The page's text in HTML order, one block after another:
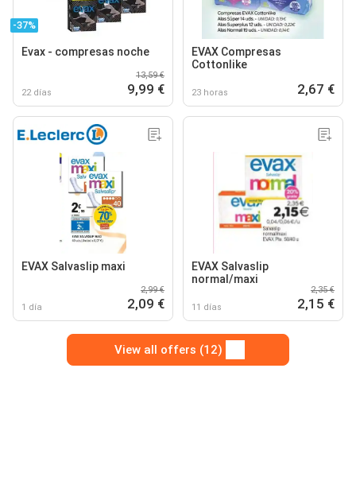
-37%
Evax - compresas noche
22 días
13,59 €
9,99 €
EVAX Compresas
Cottonlike
23 horas 2,67 €
EVAX Salvaslip maxi
1 día
2,99 €
2,09 €
EVAX Salvaslip
normal/maxi
11 días
2,35 €
2,15 €
View all offers (12)